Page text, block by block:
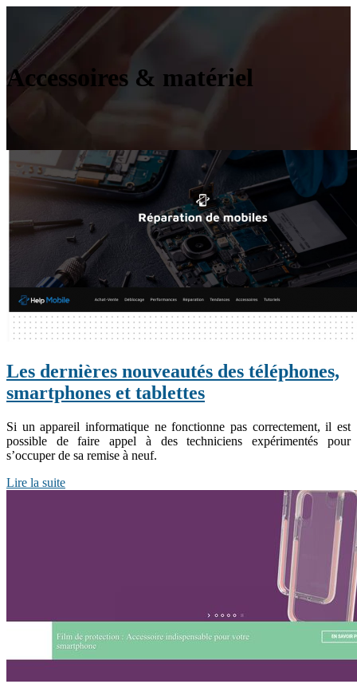
Accessoires & matériel
Les dernières nouveautés des téléphones,
smartphones et tablettes
Si un appareil informatique ne fonctionne pas correctement, il est
possible de faire appel à des techniciens expérimentés pour
s’occuper de sa remise à neuf.
Lire la suite